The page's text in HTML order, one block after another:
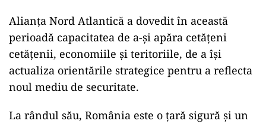
Alianţa Nord Atlantică a dovedit în această
perioadă capacitatea de a-şi apăra cetăţeni
cetăţenii, economiile şi teritoriile, de a îşi
actualiza orientările strategice pentru a reflecta
noul mediu de securitate.
La rândul său, România este o ţară sigură şi un